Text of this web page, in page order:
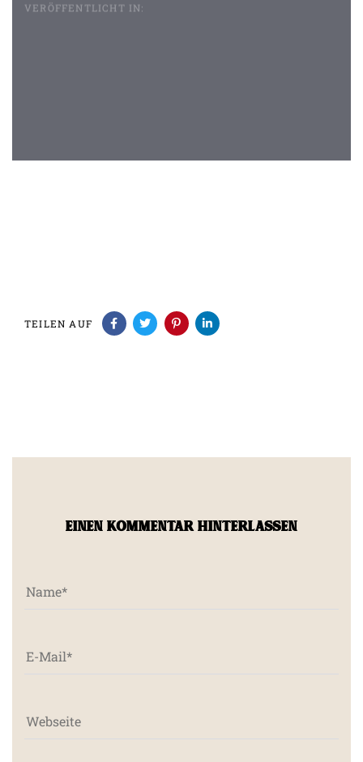
VERÖFFENTLICHT IN:
TEILEN AUF
EINEN KOMMENTAR HINTERLASSEN